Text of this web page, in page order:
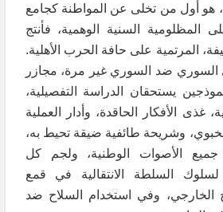
هو أول من تخلى عن المواطنة كجامع
المظلومية السنية الوهمية، فأنتج
المرتمية على حافة الحرب الأهلية.
السوري ضد السوري غير مرة، مجازر
يستحقان الدراسة التفصيلية،
غذى الأفكار الحاقدة، وأدار العملية
وشريحة طائفية ضيقة تحيط به،
الأصوات الوطنية، ولجم كل
لسلوك السلطة الانتقالية في قمع
الخارجي، وفي استخدام السلاح ضد